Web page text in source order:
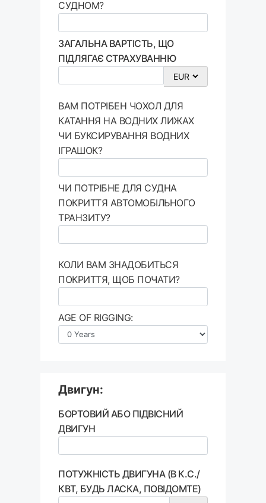
СУДНОМ?
ЗАГАЛЬНА ВАРТІСТЬ, ЩО
ПІДЛЯГАЄ СТРАХУВАННЮ
ВАМ ПОТРІБЕН ЧОХОЛ ДЛЯ
КАТАННЯ НА ВОДНИХ ЛИЖАХ
ЧИ БУКСИРУВАННЯ ВОДНИХ
ІГРАШОК?
ЧИ ПОТРІБНЕ ДЛЯ СУДНА
ПОКРИТТЯ АВТОМОБІЛЬНОГО
ТРАНЗИТУ?
КОЛИ ВАМ ЗНАДОБИТЬСЯ
ПОКРИТТЯ, ЩОБ ПОЧАТИ?
AGE OF RIGGING:
Двигун:
БОРТОВИЙ АБО ПІДВІСНИЙ
ДВИГУН
ПОТУЖНІСТЬ ДВИГУНА (В К.С./
КВТ, БУДЬ ЛАСКА, ПОВІДОМТЕ)